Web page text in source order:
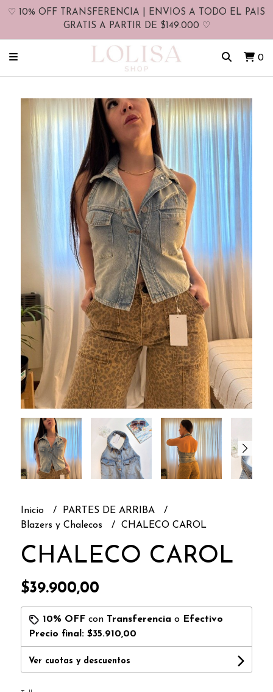
♡ 10% OFF TRANSFERENCIA | ENVIOS A TODO EL PAIS
GRATIS A PARTIR DE $149.000 ♡
0
Inicio
PARTES DE ARRIBA
Blazers y Chalecos
CHALECO CAROL
CHALECO CAROL
$39.900,00
10% OFFcon Transferencia o Efectivo
Precio final: $35.910,00
Ver cuotas y descuentos